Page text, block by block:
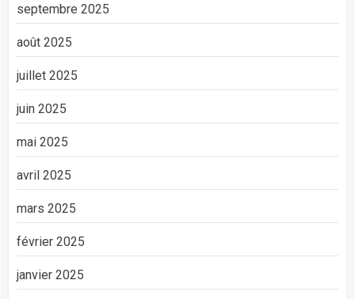
septembre 2025
août 2025
juillet 2025
juin 2025
mai 2025
avril 2025
mars 2025
février 2025
janvier 2025